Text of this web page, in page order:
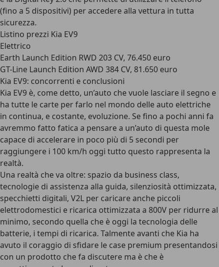
(fino a 5 dispositivi) per accedere alla vettura in tutta
sicurezza.
Listino prezzi Kia EV9
Elettrico
Earth Launch Edition RWD 203 CV, 76.450 euro
GT-Line Launch Edition AWD 384 CV, 81.650 euro
Kia EV9: concorrenti e conclusioni
Kia EV9 è, come detto, un’auto che vuole lasciare il segno e
ha tutte le carte per farlo nel mondo delle auto elettriche
in continua, e costante, evoluzione. Se fino a pochi anni fa
avremmo fatto fatica a pensare a un’auto di questa mole
capace di accelerare in poco più di 5 secondi per
raggiungere i 100 km/h oggi tutto questo rappresenta la
realtà.
Una realtà che va oltre: spazio da business class,
tecnologie di assistenza alla guida, silenziosità ottimizzata,
specchietti digitali, V2L per caricare anche piccoli
elettrodomestici e ricarica ottimizzata a 800V per ridurre al
minimo, secondo quella che è oggi la tecnologia delle
batterie, i tempi di ricarica. Talmente avanti che Kia ha
avuto il coraggio di sfidare le case premium presentandosi
con un prodotto che fa discutere ma è che è